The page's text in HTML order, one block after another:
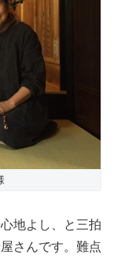
地よし、と三拍
さんです。難点